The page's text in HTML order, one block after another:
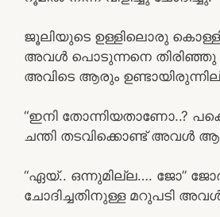
ജൂലിയുടെ ഉള്ളിലൊരു
അവൾ പൊടുന്നനെ തിരിഞ്ഞു
അവിടെ ആരും
“ഇനി തോന്നിയതാണോ..?
ചന്തി തടവിക്കൊണ്ട് അവൾ
“ഏയ്.. ഒന്നുമില്ല…. ജോ”
ചോദിച്ചതിനുള്ള മറുപടി